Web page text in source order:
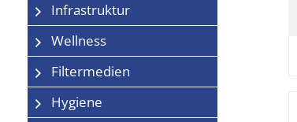
Infrastruktur
Wellness
Filtermedien
Hygiene